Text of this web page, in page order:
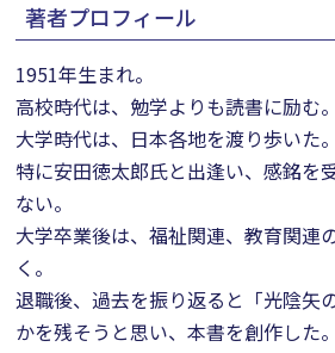
著者プロフィール
1951年生まれ。
高校時代は、勉学よりも読書に励む。
大学時代は、日本各地を渡り歩いた。
特に安田徳太郎氏と出逢い、感銘を
ない。
大学卒業後は、福祉関連、教育関連
く。
退職後、過去を振り返ると「光陰矢
かを残そうと思い、本書を創作した。